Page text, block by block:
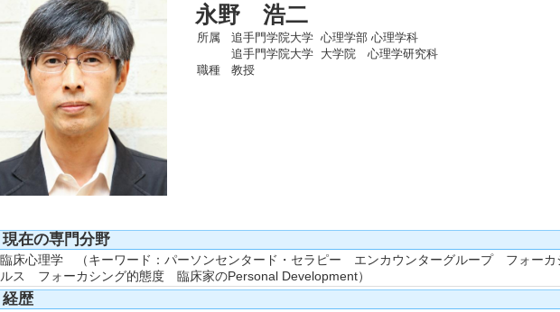
永野 浩二
所属
追手門学院大学 心理学部 心理学科
追手門学院大学 大学院 心理学研究科
職種
教授
現在の専門分野
臨床心理学 （キーワード：パーソンセンタード・セラピー エンカウンターグループ フォー
ルス フォーカシング的態度 臨床家のPersonal Development）
経歴